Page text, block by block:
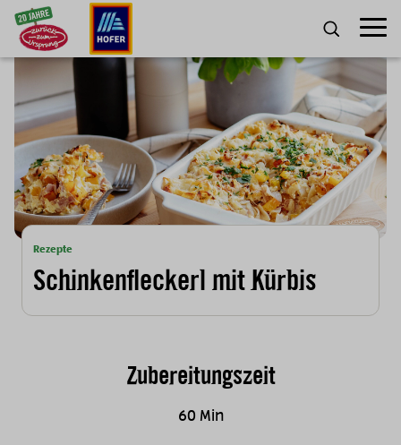
Zum Inhalt
SUCHE
Rezepte
Schinkenfleckerl mit Kürbis
Zubereitungszeit
60 Min